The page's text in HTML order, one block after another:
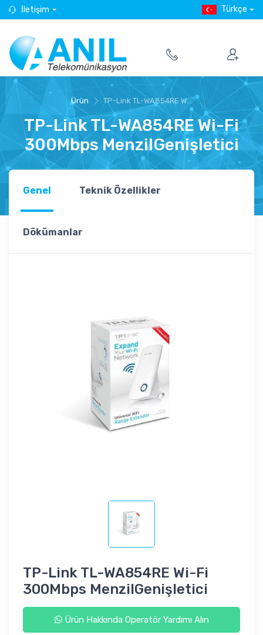
İletişim Türkçe
Ürün TP-Link TL-WA854RE W...
TP-Link TL-WA854RE Wi-Fi
300Mbps MenzilGenişletici
Genel Teknik Özellikler
Dökümanlar
TP-Link TL-WA854RE Wi-Fi
300Mbps MenzilGenişletici
Ürün Hakkında Operatör Yardımı Alın